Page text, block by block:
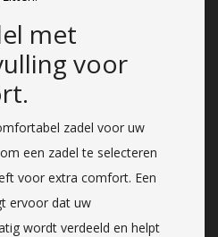
met
voor
zadel voor uw
een zadel te selecteren
voor extra comfort. Een
ervoor dat uw
wordt verdeeld en helpt